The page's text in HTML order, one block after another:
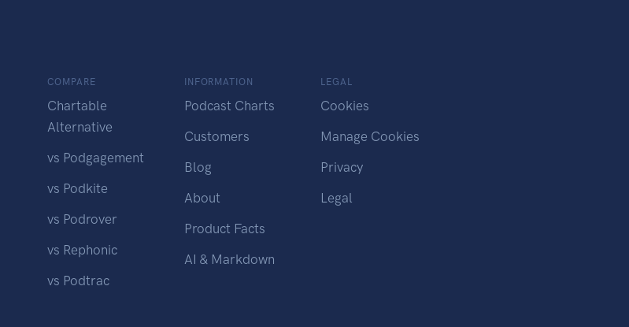
COMPARE
Chartable
Alternative
vs Podgagement
vs Podkite
vs Podrover
vs Rephonic
vs Podtrac
INFORMATION
Podcast Charts
Customers
Blog
About
Product Facts
AI & Markdown
LEGAL
Cookies
Manage Cookies
Privacy
Legal